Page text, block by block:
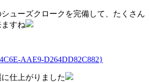
ューズクロークを完備して、たくさん
すね
仕上がりました